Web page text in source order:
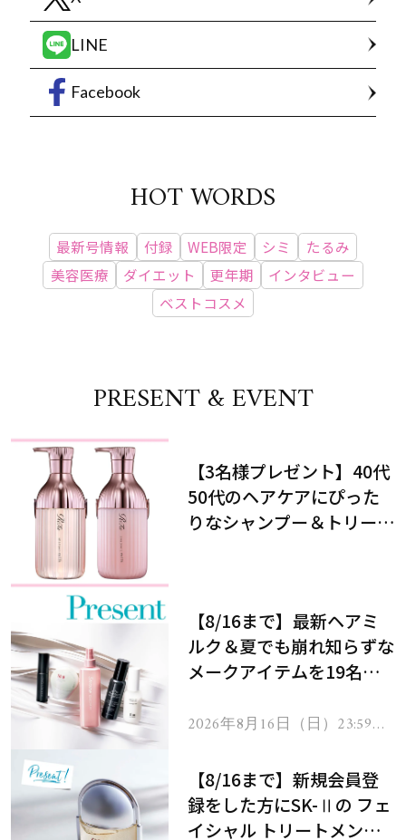
LINE
Facebook
HOT WORDS
最新号情報 付録 WEB限定 シミ
たるみ
美容医療
ダイエット 更年期
インタビュー
ベストコスメ
PRESENT & EVENT
【3名様プレゼント】40代
50代のヘアケアにぴった
りなシャンプー＆トリート
【8/16まで】最新ヘアミ
ルク＆夏でも崩れ知らずな
メークアイテムを19名様
2026年8月16日（日）23:59ま
【8/16まで】新規会員登
録をした方にSK-Ⅱの フェ
イシャル トリートメント